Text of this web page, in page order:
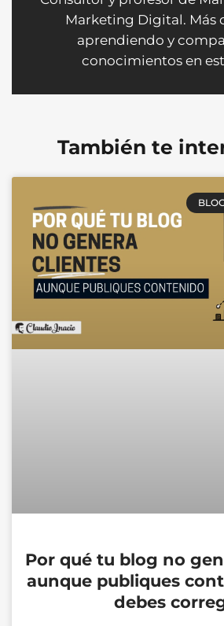
Marketing Digital. Más
aprendiendo y
conocimientos en
También te
Por qué tu blog no
aunque publiques
debes